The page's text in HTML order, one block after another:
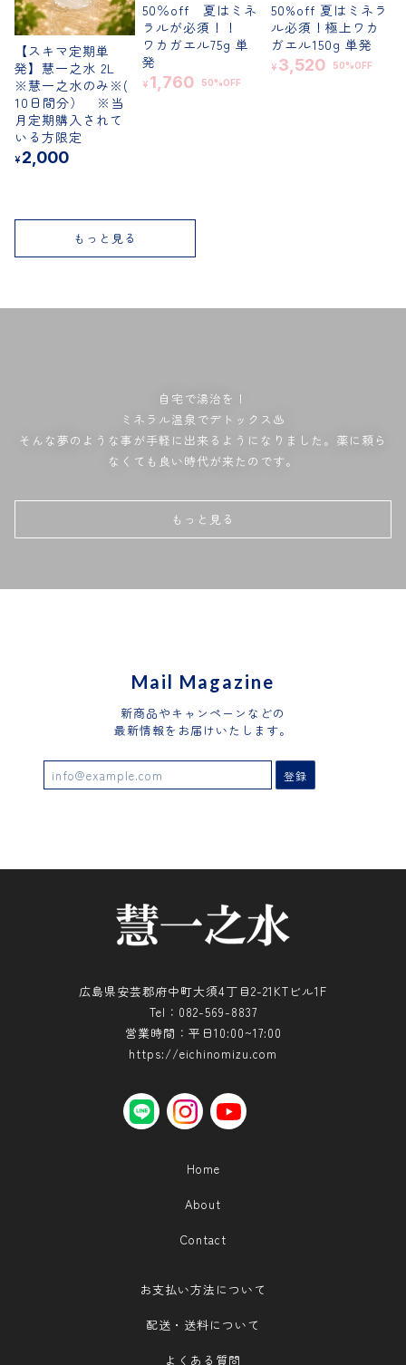
【スキマ定期単
発】慧一之水 2L
※慧一之水のみ※(
10日間分） ※当
月定期購入されて
いる方限定
¥ 2,000
50％off 夏はミネ
ラルが必須！！
ワカガエル75g 単
発
¥ 1,760 50%OFF
50%off 夏はミネラ
ル必須！極上ワカ
ガエル150g 単発
¥ 3,520 50%OFF
もっと見る
自宅で湯治を！
ミネラル温泉でデトックス♨️
そんな夢のような事が手軽に出来るようになりました。薬に頼ら
なくても良い時代が来たのです。
もっと見る
Mail Magazine
新商品やキャンペーンなどの
最新情報をお届けいたします。
登録
広島県安芸郡府中町大須4丁目2-21KTビル1F
Tel：082-569-8837
営業時間：平日10:00~17:00
https://eichinomizu.com
LINE instagram YouTube
Home
About
Contact
お支払い方法について
配送・送料について
よくある質問